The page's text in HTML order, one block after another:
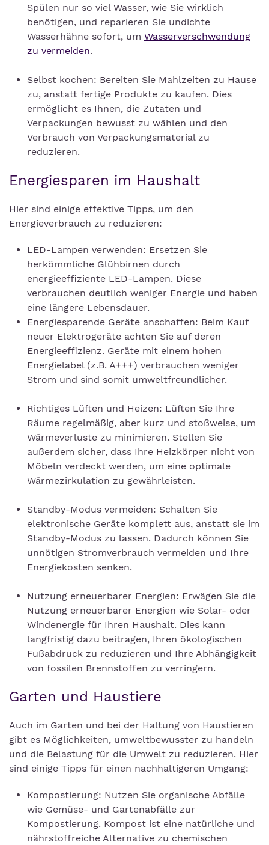
Spülen nur so viel Wasser, wie Sie wirklich
benötigen, und reparieren Sie undichte
Wasserhähne sofort, um Wasserverschwendung
zu vermeiden.
Selbst kochen: Bereiten Sie Mahlzeiten zu Hause
zu, anstatt fertige Produkte zu kaufen. Dies
ermöglicht es Ihnen, die Zutaten und
Verpackungen bewusst zu wählen und den
Verbrauch von Verpackungsmaterial zu
reduzieren.
Energiesparen im Haushalt
Hier sind einige effektive Tipps, um den
Energieverbrauch zu reduzieren:
LED-Lampen verwenden: Ersetzen Sie
herkömmliche Glühbirnen durch
energieeffiziente LED-Lampen. Diese
verbrauchen deutlich weniger Energie und haben
eine längere Lebensdauer.
Energiesparende Geräte anschaffen: Beim Kauf
neuer Elektrogeräte achten Sie auf deren
Energieeffizienz. Geräte mit einem hohen
Energielabel (z.B. A+++) verbrauchen weniger
Strom und sind somit umweltfreundlicher.
Richtiges Lüften und Heizen: Lüften Sie Ihre
Räume regelmäßig, aber kurz und stoßweise, um
Wärmeverluste zu minimieren. Stellen Sie
außerdem sicher, dass Ihre Heizkörper nicht von
Möbeln verdeckt werden, um eine optimale
Wärmezirkulation zu gewährleisten.
Standby-Modus vermeiden: Schalten Sie
elektronische Geräte komplett aus, anstatt sie im
Standby-Modus zu lassen. Dadurch können Sie
unnötigen Stromverbrauch vermeiden und Ihre
Energiekosten senken.
Nutzung erneuerbarer Energien: Erwägen Sie die
Nutzung erneuerbarer Energien wie Solar- oder
Windenergie für Ihren Haushalt. Dies kann
langfristig dazu beitragen, Ihren ökologischen
Fußabdruck zu reduzieren und Ihre Abhängigkeit
von fossilen Brennstoffen zu verringern.
Garten und Haustiere
Auch im Garten und bei der Haltung von Haustieren
gibt es Möglichkeiten, umweltbewusster zu handeln
und die Belastung für die Umwelt zu reduzieren. Hier
sind einige Tipps für einen nachhaltigeren Umgang:
Kompostierung: Nutzen Sie organische Abfälle
wie Gemüse- und Gartenabfälle zur
Kompostierung. Kompost ist eine natürliche und
nährstoffreiche Alternative zu chemischen